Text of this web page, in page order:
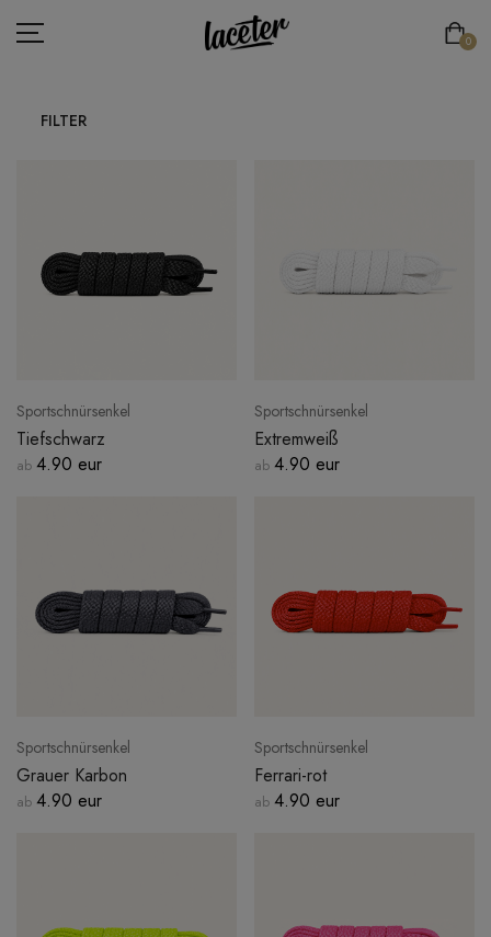
0
SPORTSCHNÜRSENKEL
LACE'TER
FILTER
Sportschnürsenkel
Tiefschwarz
ab 4.90 eur
Sportschnürsenkel
Extremweiß
ab 4.90 eur
Sportschnürsenkel
Grauer Karbon
ab 4.90 eur
Sportschnürsenkel
Ferrari-rot
ab 4.90 eur